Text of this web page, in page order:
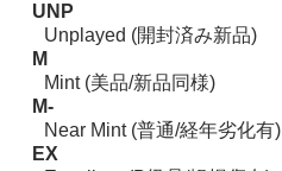
UNP
Unplayed (開封済み新品)
M
Mint (美品/新品同様)
M-
Near Mint (普通/経年劣化有)
EX